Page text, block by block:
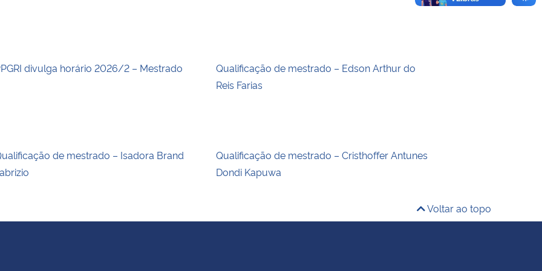
divulga horário 2026/2 – Mestrado
Qualificação de mestrado – Edson Arthur do
Reis Farias
de mestrado – Isadora Brand
Qualificação de mestrado – Cristhoffer Antunes
Dondi Kapuwa
Voltar ao topo